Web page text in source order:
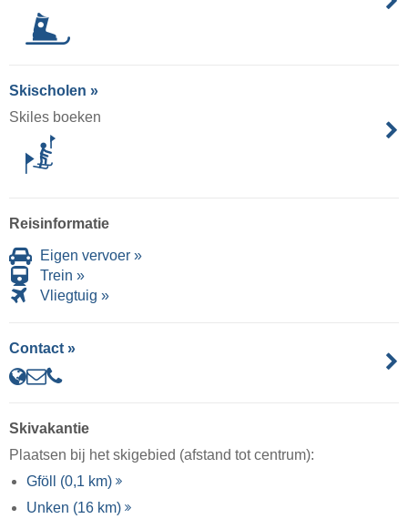
Skischolen »
Skiles boeken
Reisinformatie
Eigen vervoer »
Trein »
Vliegtuig »
Contact »
Skivakantie
Plaatsen bij het skigebied (afstand tot centrum):
Gföll (0,1 km)
Unken (16 km)